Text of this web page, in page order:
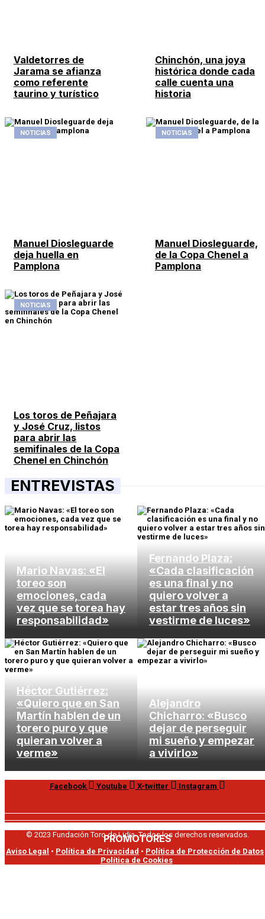
Valdetorres de
Jarama se afianza
como referente
taurino y turístico
Chinchón, una joya
histórica donde cada
calle cuenta una
historia
NOTICIAS
Manuel Diosleguarde
deja huella en
Pamplona
NOTICIAS
Manuel Diosleguarde,
de la Copa Chenel a
Pamplona
NOTICIAS
Los toros de Peñajara
y José Cruz, listos
para abrir las
semifinales de la Copa
Chenel en Chinchón
ENTREVISTAS
Mario Navas: «El
toreo son
emociones, cada
vez que se torea hay
responsabilidad»
Fernando Plaza:
«Cada clasificación
es una final y no
quiero volver a
estar tres años sin
vestirme de luces»
Héctor Gutiérrez:
«Quiero que en San
Martín hablen de un
torero puro y que
quieran volver a
verme»
Alejandro
Chicharro: «Busco
dejar de perseguir
mi sueño y empezar
a vivirlo»
Facebook Youtube X-twitter Instagram
PROMOTORES
© 2023 Fundación Toro de Lidia. Todos los derechos reservados.
Aviso Legal • Política de Privacidad • Política de Protección de Datos
Política de Cookies